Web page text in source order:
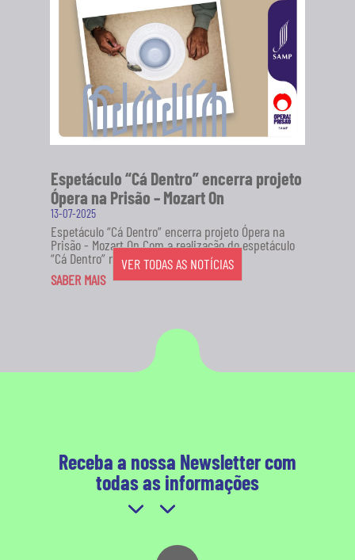
Espetáculo “Cá Dentro” encerra projeto
Ópera na Prisão – Mozart On
13-07-2025
Espetáculo “Cá Dentro” encerra projeto Ópera na
Prisão - Mozart On Com a realização do espetáculo
“Cá Dentro” no...
SABER MAIS
VER TODAS AS NOTÍCIAS
Receba a nossa Newsletter com
todas as informações